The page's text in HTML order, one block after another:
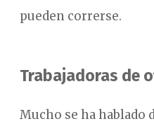
pueden correrse.
Trabajadoras de
Mucho se ha hablado